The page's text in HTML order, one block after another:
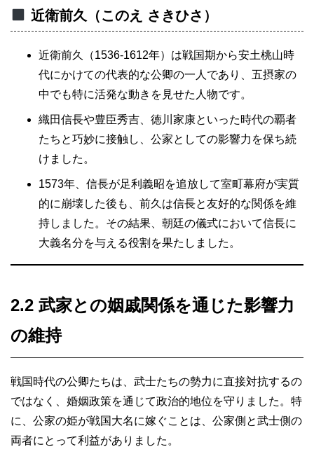
近衛前久（このえ さきひさ）
近衛前久（1536-1612年）は戦国期から安土桃山時
代にかけての代表的な公卿の一人であり、五摂家の
中でも特に活発な動きを見せた人物です。
織田信長や豊臣秀吉、徳川家康といった時代の覇者
たちと巧妙に接触し、公家としての影響力を保ち続
けました。
1573年、信長が足利義昭を追放して室町幕府が実質
的に崩壊した後も、前久は信長と友好的な関係を維
持しました。その結果、朝廷の儀式において信長に
大義名分を与える役割を果たしました。
2.2 武家との姻戚関係を通じた影響力
の維持
戦国時代の公卿たちは、武士たちの勢力に直接対抗するの
ではなく、婚姻政策を通じて政治的地位を守りました。特
に、公家の姫が戦国大名に嫁ぐことは、公家側と武士側の
両者にとって利益がありました。